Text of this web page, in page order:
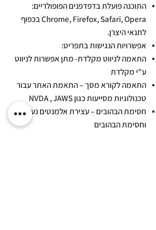
התוכנה פועלת בדפדפנים הפופולריים:
Chrome, Firefox, Safari, Opera בכפוף
לתנאי היצרן.
אפשרויות הנגישות בתפריט:
התאמה לניווט מקלדת- מתן אפשרות לניווט
ע"י מקלדת
התאמה לקורא מסך – התאמת האתר עבור
טכנולוגיות מסייעות כגון NVDA , JAWS
חסימת הבהובים – עצירת אלמנטים נעים
וחסימת הבהובים